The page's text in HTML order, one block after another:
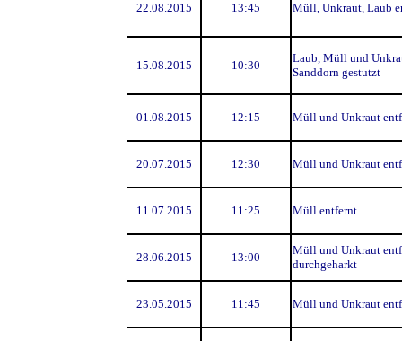
22.08.2015 13:45 Müll, Unkraut, Laub
15.08.2015 10:30
Laub, Müll und
Sanddorn gestutzt
01.08.2015 12:15 Müll und Unkraut
20.07.2015 12:30 Müll und Unkraut
11.07.2015 11:25 Müll entfernt
28.06.2015 13:00
Müll und Unkraut
durchgeharkt
23.05.2015 11:45 Müll und Unkraut